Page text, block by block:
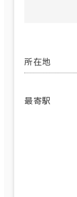
所在地
最寄駅